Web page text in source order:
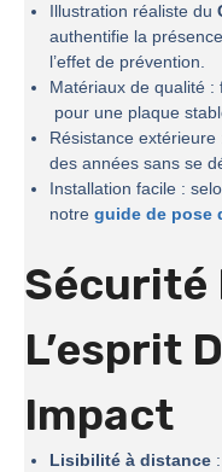
Illustration réaliste du
authentifie la
l’effet de prévention.
Matériaux de qualité :
pour une plaque
Résistance extérieure
des années sans se
Installation facile :
notre guide de pose
Sécurité
L’esprit
Impact
Lisibilité à distance